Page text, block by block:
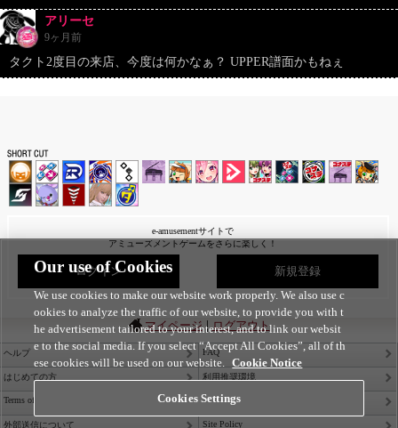
アリーセ
9ヶ月前
タクト2度目の来店、今度は何かなぁ？ UPPER譜面かもねぇ
e-amusementサイトで
アミューズメントゲームをさらに楽しく！
ログイン 新規登録
マイページ|ログアウト
ヘルプ FAQ
はじめての方 利用推奨環境
Terms of Service Privacy Policy
外部送信について Site Policy
Our use of Cookies
We use cookies to make our website work properly. We also use c
ookies to analyze the traffic of our website, to provide you with t
he advertisement tailored to your interest, and to link our websit
e to the social media. If you select “Accept All Cookies”, all of th
ese cookies will be used on our website. Cookie Notice
Cookies Settings